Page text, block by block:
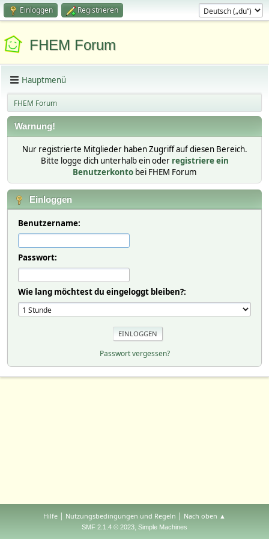
Einloggen Registrieren
FHEM Forum
Hauptmenü
FHEM Forum
Warnung!
Nur registrierte Mitglieder haben Zugriff auf diesen Bereich.
Bitte logge dich unterhalb ein oder registriere ein
Benutzerkonto bei FHEM Forum
Einloggen
Benutzername:
Passwort:
Wie lang möchtest du eingeloggt bleiben?:
Passwort vergessen?
Hilfe | Nutzungsbedingungen und Regeln | Nach oben ▲
SMF 2.1.4 © 2023, Simple Machines